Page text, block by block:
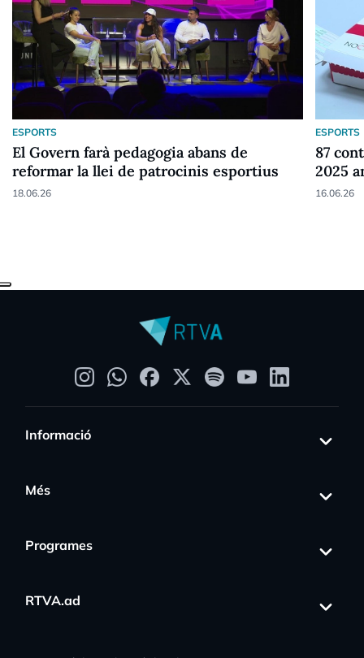
ESPORTS
El Govern farà pedagogia abans de
reformar la llei de patrocinis esportius
18.06.26
ESPORTS
87
2025
16.06.26
Informació
Més
Programes
RTVA.ad